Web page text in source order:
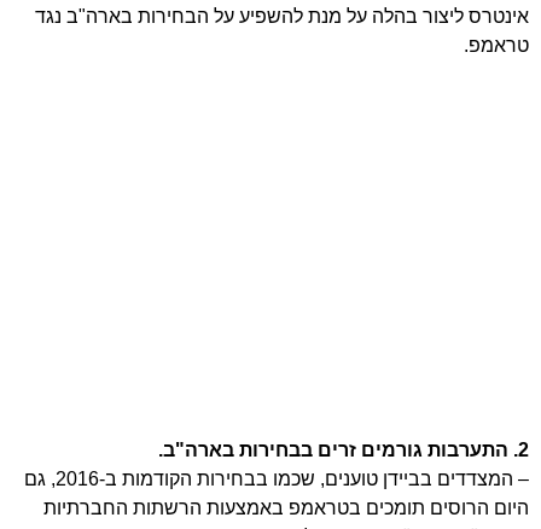
אינטרס ליצור בהלה על מנת להשפיע על הבחירות בארה"ב נגד
טראמפ.
2. התערבות גורמים זרים בבחירות בארה"ב.
– המצדדים בביידן טוענים, שכמו בבחירות הקודמות ב-2016, גם
היום הרוסים תומכים בטראמפ באמצעות הרשתות החברתיות